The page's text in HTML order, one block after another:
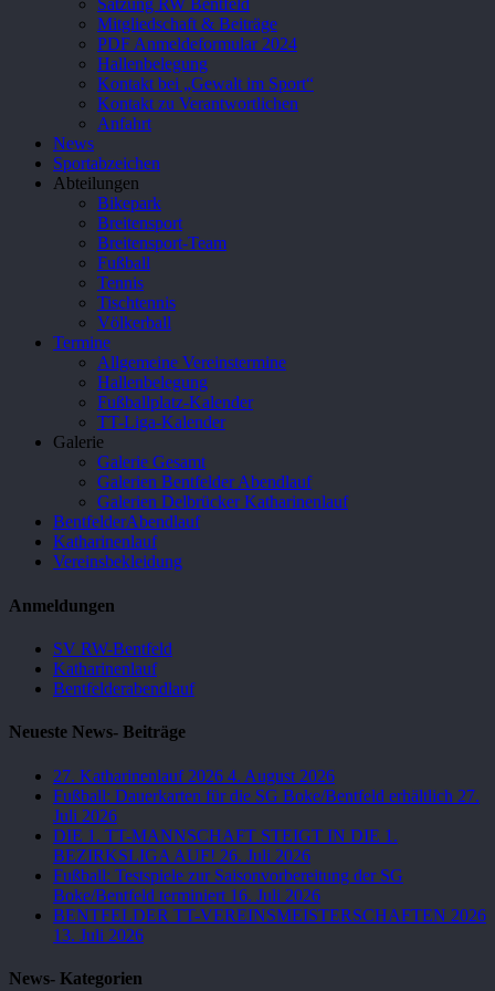
Satzung RW Bentfeld
Mitgliedschaft & Beiträge
PDF Anmeldeformular 2024
Hallenbelegung
Kontakt bei „Gewalt im Sport“
Kontakt zu Verantwortlichen
Anfahrt
News
Sportabzeichen
Abteilungen
Bikepark
Breitensport
Breitensport-Team
Fußball
Tennis
Tischtennis
Völkerball
Termine
Allgemeine Vereinstermine
Hallenbelegung
Fußballplatz-Kalender
TT-Liga-Kalender
Galerie
Galerie Gesamt
Galerien Bentfelder Abendlauf
Galerien Delbrücker Katharinenlauf
BentfelderAbendlauf
Katharinenlauf
Vereinsbekleidung
Anmeldungen
SV RW-Bentfeld
Katharinenlauf
Bentfelderabendlauf
Neueste News- Beiträge
27. Katharinenlauf 2026 4. August 2026
Fußball: Dauerkarten für die SG Boke/Bentfeld erhältlich 27.
Juli 2026
DIE 1. TT-MANNSCHAFT STEIGT IN DIE 1.
BEZIRKSLIGA AUF! 26. Juli 2026
Fußball: Testspiele zur Saisonvorbereitung der SG
Boke/Bentfeld terminiert 16. Juli 2026
BENTFELDER TT-VEREINSMEISTERSCHAFTEN 2026
13. Juli 2026
News- Kategorien